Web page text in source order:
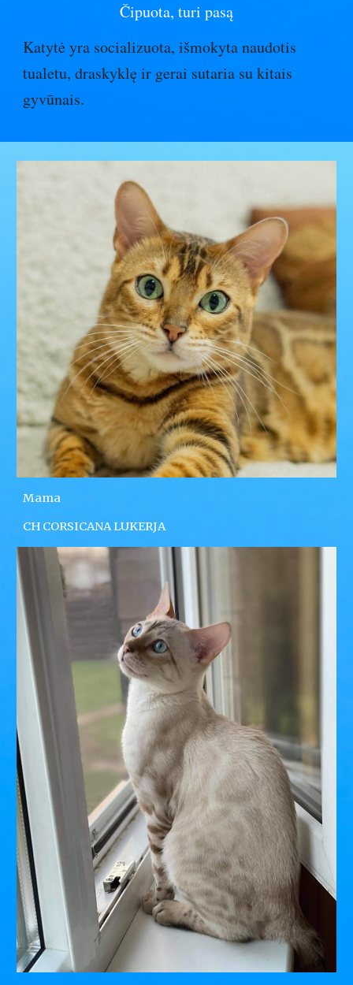
Čipuota, turi pasą
Katytė yra socializuota, išmokyta naudotis
tualetu, draskyklę ir gerai sutaria su kitais
gyvūnais.
Mama
CH CORSICANA LUKERJA